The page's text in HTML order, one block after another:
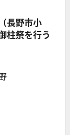
長野市小
柱祭を行う